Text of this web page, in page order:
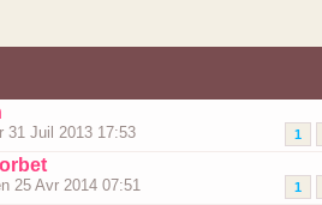
1
31 Juil 2013 17:53
1
25 Avr 2014 07:51